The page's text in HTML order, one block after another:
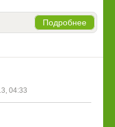
Подробнее
04:33